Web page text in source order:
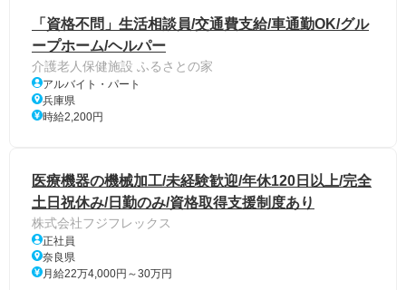
「資格不問」生活相談員/交通費支給/車通勤OK/グル
ープホーム/ヘルパー
介護老人保健施設 ふるさとの家
アルバイト・パート
兵庫県
時給2,200円
医療機器の機械加工/未経験歓迎/年休120日以上/完全
土日祝休み/日勤のみ/資格取得支援制度あり
株式会社フジフレックス
正社員
奈良県
月給22万4,000円～30万円